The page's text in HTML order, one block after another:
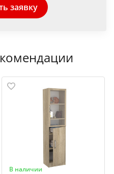
заявку
В наличии